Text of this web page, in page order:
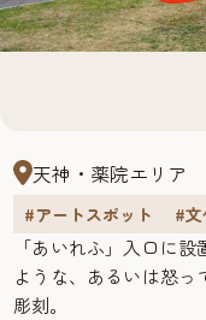
天神・薬院エリア
#アートスポット #
「あいれふ」入口に
ような、あるいは怒
彫刻。